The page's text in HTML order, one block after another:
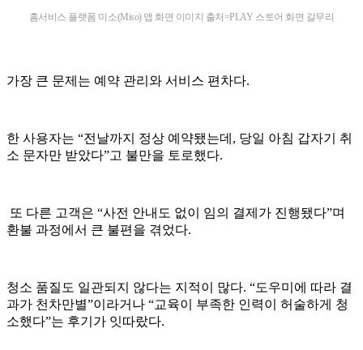
홈서비스 플랫폼 미소(Miso) 앱 화면 이미지 출처=PLAY 스토어 화면 갈무리
가장 큰 문제는 예약 관리와 서비스 편차다.
한 사용자는 “전날까지 정상 예약됐는데, 당일 아침 갑자기 취
소 문자만 받았다”고 불만을 토로했다.
또 다른 고객은 “사전 안내도 없이 임의 결제가 진행됐다”며
환불 과정에서 큰 불편을 겪었다.
청소 품질도 일관되지 않다는 지적이 많다. “도우미에 따라 결
과가 천차만별”이라거나 “교육이 부족한 인력이 허술하게 청
소했다”는 후기가 잇따랐다.